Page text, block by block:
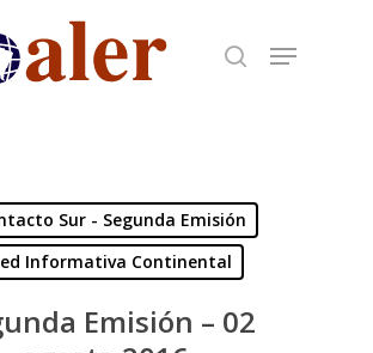
Sur - Segunda Emisión
Informativa Continental
Emisión – 02